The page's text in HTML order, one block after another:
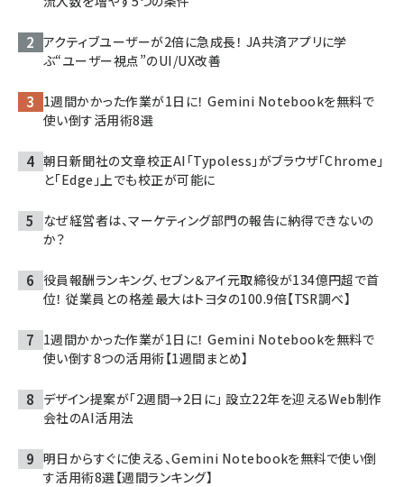
アクティブユーザーが2倍に急成長！ JA共済アプリに学
ぶ“ユーザー視点”のUI/UX改善
1週間かかった作業が1日に！ Gemini Notebookを無料で
使い倒す活用術8選
朝日新聞社の文章校正AI「Typoless」がブラウザ「Chrome」
と「Edge」上でも校正が可能に
なぜ経営者は、マーケティング部門の報告に納得できないの
か？
役員報酬ランキング、セブン＆アイ元取締役が134億円超で首
位！ 従業員との格差最大はトヨタの100.9倍【TSR調べ】
1週間かかった作業が1日に！ Gemini Notebookを無料で
使い倒す8つの活用術【1週間まとめ】
デザイン提案が「2週間→2日に」 設立22年を迎えるWeb制作
会社のAI活用法
明日からすぐに使える、Gemini Notebookを無料で使い倒
す活用術8選【週間ランキング】